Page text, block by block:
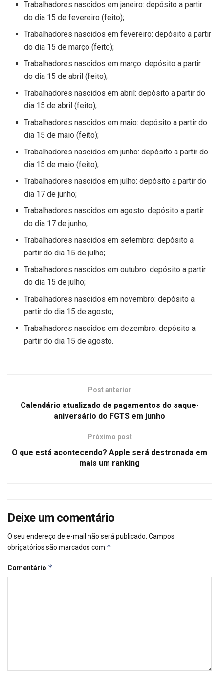
Trabalhadores nascidos em janeiro: depósito a partir
do dia 15 de fevereiro (feito);
Trabalhadores nascidos em fevereiro: depósito a partir
do dia 15 de março (feito);
Trabalhadores nascidos em março: depósito a partir
do dia 15 de abril (feito);
Trabalhadores nascidos em abril: depósito a partir do
dia 15 de abril (feito);
Trabalhadores nascidos em maio: depósito a partir do
dia 15 de maio (feito);
Trabalhadores nascidos em junho: depósito a partir do
dia 15 de maio (feito);
Trabalhadores nascidos em julho: depósito a partir do
dia 17 de junho;
Trabalhadores nascidos em agosto: depósito a partir
do dia 17 de junho;
Trabalhadores nascidos em setembro: depósito a
partir do dia 15 de julho;
Trabalhadores nascidos em outubro: depósito a partir
do dia 15 de julho;
Trabalhadores nascidos em novembro: depósito a
partir do dia 15 de agosto;
Trabalhadores nascidos em dezembro: depósito a
partir do dia 15 de agosto.
Post anterior
Calendário atualizado de pagamentos do saque-
aniversário do FGTS em junho
Próximo post
O que está acontecendo? Apple será destronada em
mais um ranking
Deixe um comentário
O seu endereço de e-mail não será publicado. Campos
obrigatórios são marcados com *
Comentário *